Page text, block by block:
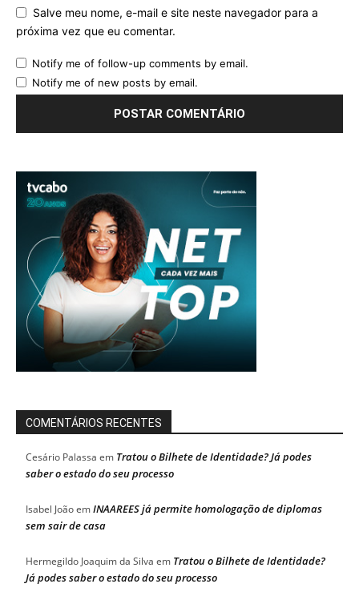
Salve meu nome, e-mail e site neste navegador para a
próxima vez que eu comentar.
Notify me of follow-up comments by email.
Notify me of new posts by email.
COMENTÁRIOS RECENTES
Cesário Palassa em Tratou o Bilhete de Identidade? Já podes
saber o estado do seu processo
Isabel JoãoemINAAREES já permite homologação de diplomas
sem sair de casa
Hermegildo Joaquim da Silva em Tratou o Bilhete de Identidade?
Já podes saber o estado do seu processo